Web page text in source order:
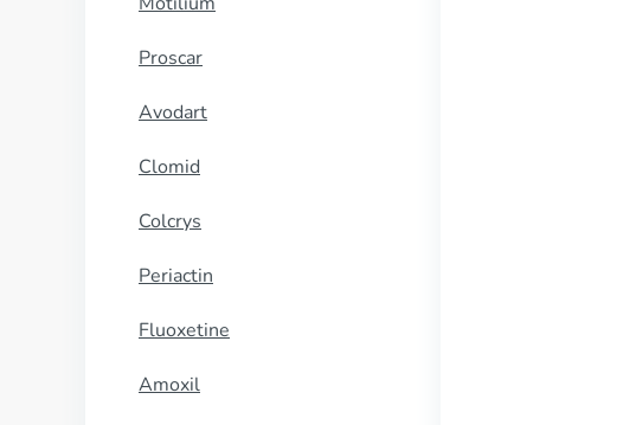
Proscar
Avodart
Clomid
Colcrys
Periactin
Fluoxetine
Amoxil